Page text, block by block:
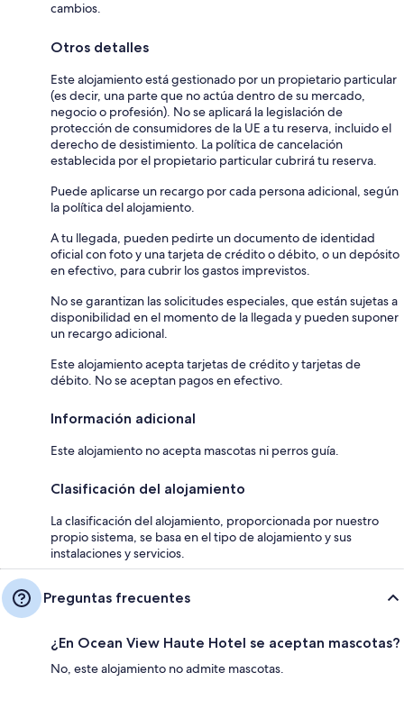
cambios.
Otros detalles
Este alojamiento está gestionado por un propietario particular
(es decir, una parte que no actúa dentro de su mercado,
negocio o profesión). No se aplicará la legislación de
protección de consumidores de la UE a tu reserva, incluido el
derecho de desistimiento. La política de cancelación
establecida por el propietario particular cubrirá tu reserva.
Puede aplicarse un recargo por cada persona adicional, según
la política del alojamiento.
A tu llegada, pueden pedirte un documento de identidad
oficial con foto y una tarjeta de crédito o débito, o un depósito
en efectivo, para cubrir los gastos imprevistos.
No se garantizan las solicitudes especiales, que están sujetas a
disponibilidad en el momento de la llegada y pueden suponer
un recargo adicional.
Este alojamiento acepta tarjetas de crédito y tarjetas de
débito. No se aceptan pagos en efectivo.
Información adicional
Este alojamiento no acepta mascotas ni perros guía.
Clasificación del alojamiento
La clasificación del alojamiento, proporcionada por nuestro
propio sistema, se basa en el tipo de alojamiento y sus
instalaciones y servicios.
Preguntas frecuentes
¿En Ocean View Haute Hotel se aceptan mascotas?
No, este alojamiento no admite mascotas.